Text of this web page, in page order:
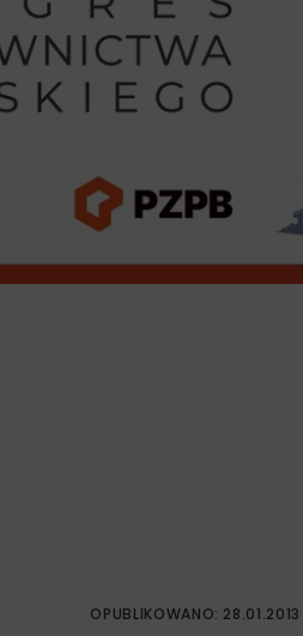
OPUBLIKOWANO: 28.01.2013